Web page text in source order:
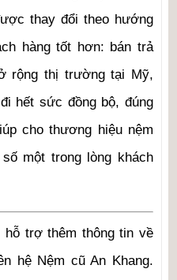
thay đổi theo hướng
hàng tốt hơn: bán trả
rộng thị trường tại Mỹ,
hết sức đồng bộ, đúng
cho thương hiệu nệm
một trong lòng khách
hỗ trợ thêm thông tin về
hệ Nệm cũ An Khang.